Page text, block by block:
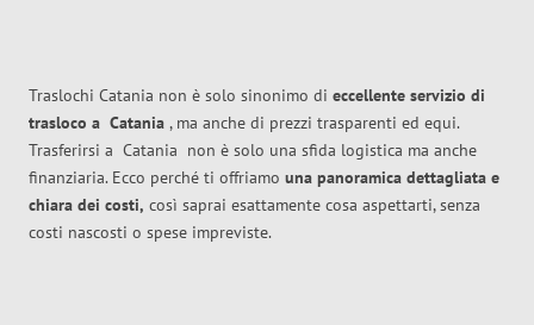
Traslochi Catania non è solo sinonimo di eccellente servizio di
trasloco a Catania , ma anche di prezzi trasparenti ed equi.
Trasferirsi a Catania non è solo una sfida logistica ma anche
finanziaria. Ecco perché ti offriamo una panoramica dettagliata e
chiara dei costi, così saprai esattamente cosa aspettarti, senza
costi nascosti o spese impreviste.